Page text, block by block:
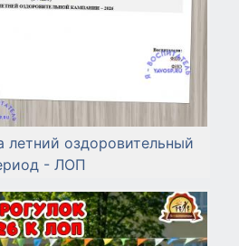
летний оздоровительный
- ЛОП